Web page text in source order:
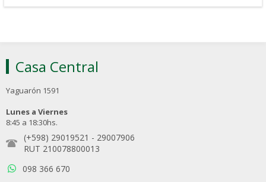
Casa Central
Yaguarón 1591
Lunes a Viernes
8:45 a 18:30hs.
(+598) 29019521 - 29007906
RUT 210078800013
098 366 670